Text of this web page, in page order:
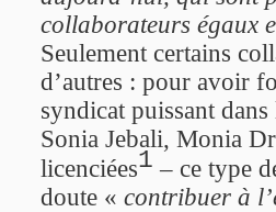
collaborateurs égaux
Seulement certains
d’autres : pour avoir
syndicat puissant
Sonia Jebali, Monia
licenciées1 – ce type
doute « contribuer à